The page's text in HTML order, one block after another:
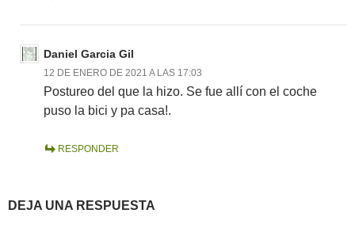
Daniel Garcia Gil
12 DE ENERO DE 2021 A LAS 17:03
Postureo del que la hizo. Se fue allí con el coche
puso la bici y pa casa!.
RESPONDER
DEJA UNA RESPUESTA